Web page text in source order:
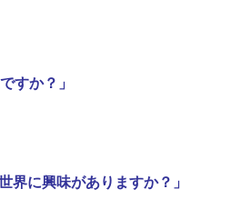
すか？」
界に興味がありますか？」